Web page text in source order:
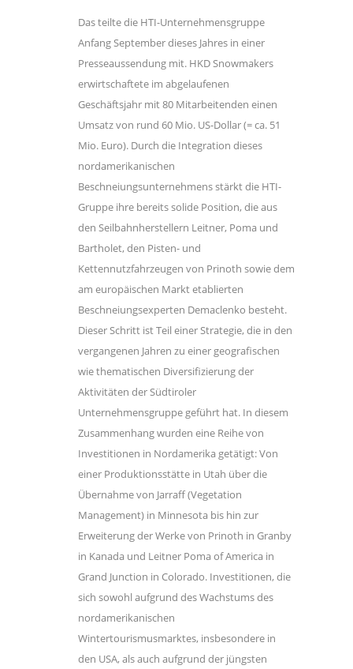
Das teilte die HTI-Unternehmensgruppe
Anfang September dieses Jahres in einer
Presseaussendung mit. HKD Snowmakers
erwirtschaftete im abgelaufenen
Geschäftsjahr mit 80 Mitarbeitenden einen
Umsatz von rund 60 Mio. US-Dollar (= ca. 51
Mio. Euro). Durch die Integration dieses
nordamerikanischen
Beschneiungsunternehmens stärkt die HTI-
Gruppe ihre bereits solide Position, die aus
den Seilbahnherstellern Leitner, Poma und
Bartholet, den Pisten- und
Kettennutzfahrzeugen von Prinoth sowie dem
am europäischen Markt etablierten
Beschneiungsexperten Demaclenko besteht.
Dieser Schritt ist Teil einer Strategie, die in den
vergangenen Jahren zu einer geografischen
wie thematischen Diversifizierung der
Aktivitäten der Südtiroler
Unternehmensgruppe geführt hat. In diesem
Zusammenhang wurden eine Reihe von
Investitionen in Nordamerika getätigt: Von
einer Produktionsstätte in Utah über die
Übernahme von Jarraff (Vegetation
Management) in Minnesota bis hin zur
Erweiterung der Werke von Prinoth in Granby
in Kanada und Leitner Poma of America in
Grand Junction in Colorado. Investitionen, die
sich sowohl aufgrund des Wachstums des
nordamerikanischen
Wintertourismusmarktes, insbesondere in
den USA, als auch aufgrund der jüngsten